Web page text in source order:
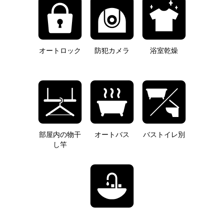
オートロック 防犯カメラ 浴室乾燥
部屋内の物干
し竿
オートバス バストイレ別